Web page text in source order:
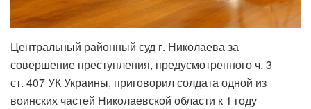
Центральный районный суд г. Николаева за
совершение преступления, предусмотренного ч. 3
ст. 407 УК Украины, приговорил солдата одной из
воинских частей Николаевской области к 1 году